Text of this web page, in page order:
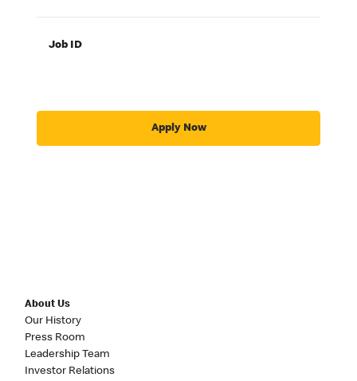
Job ID
Apply Now
About Us
Our History
Press Room
Leadership Team
Investor Relations